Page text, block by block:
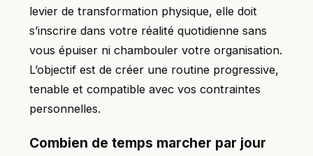
levier de transformation physique, elle doit
s’inscrire dans votre réalité quotidienne sans
vous épuiser ni chambouler votre organisation.
L’objectif est de créer une routine progressive,
tenable et compatible avec vos contraintes
personnelles.
Combien de temps marcher par jour